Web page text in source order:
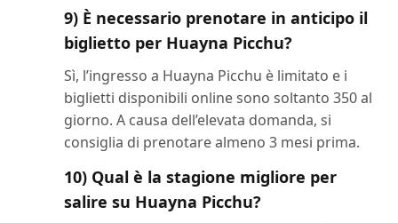
9) È necessario prenotare in anticipo il
biglietto per Huayna Picchu?
Sì, l’ingresso a Huayna Picchu è limitato e i
biglietti disponibili online sono soltanto 350 al
giorno. A causa dell’elevata domanda, si
consiglia di prenotare almeno 3 mesi prima.
10) Qual è la stagione migliore per
salire su Huayna Picchu?